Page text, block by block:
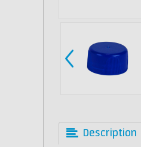
Description